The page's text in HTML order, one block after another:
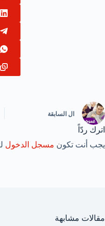
ال السابقة
اترك ردّاً
يجب أنت تكون مسجل الدخول
مقالات مشابهة